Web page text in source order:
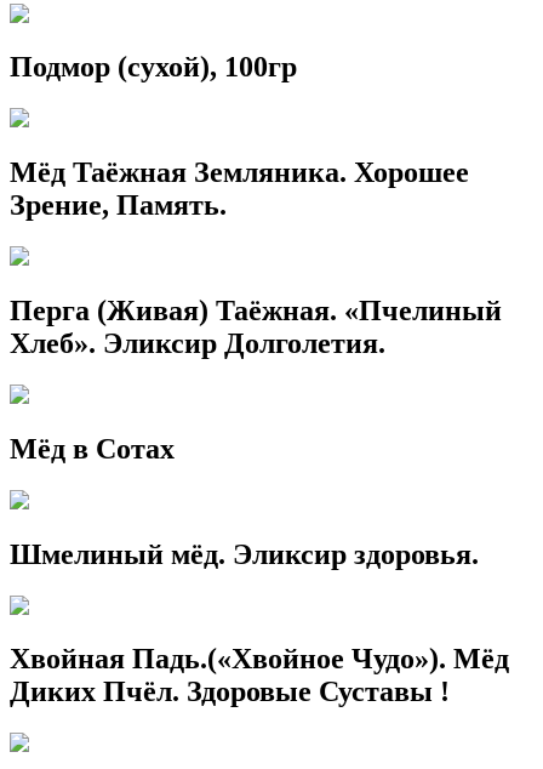
Подмор (сухой), 100гр
Мёд Таёжная Земляника. Хорошее
Зрение, Память.
Перга (Живая) Таёжная. «Пчелиный
Хлеб». Эликсир Долголетия.
Мёд в Сотах
Шмелиный мёд. Эликсир здоровья.
Хвойная Падь.(«Хвойное Чудо»). Мёд
Диких Пчёл. Здоровые Суставы !